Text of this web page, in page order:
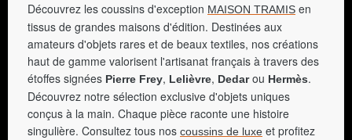
Découvrez les coussins d'exception MAISON TRAMIS en
tissus de grandes maisons d'édition. Destinées aux
amateurs d'objets rares et de beaux textiles, nos créations
haut de gamme valorisent l'artisanat français à travers des
étoffes signées Pierre Frey, Lelièvre, Dedarou Hermès.
Découvrez notre sélection exclusive d'objets uniques
conçus à la main. Chaque pièce raconte une histoire
singulière. Consultez tous nos coussins de luxe et profitez